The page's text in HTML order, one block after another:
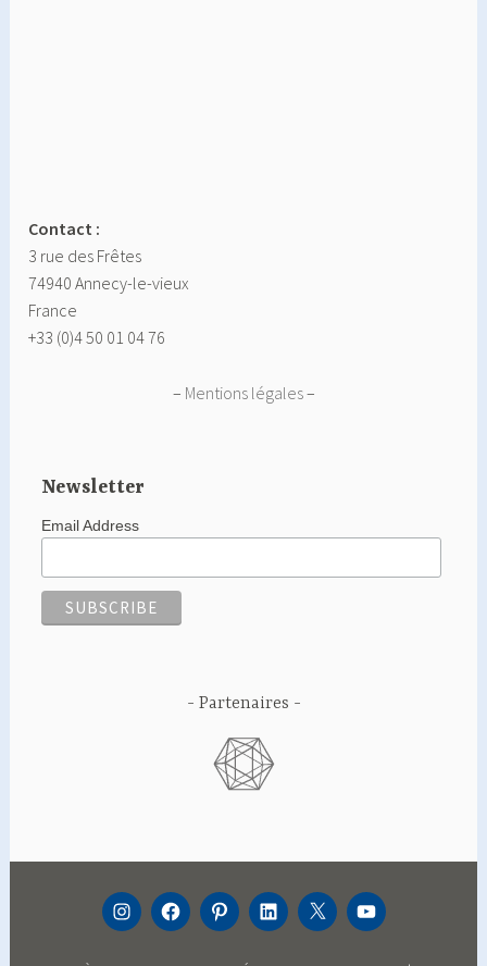
Contact :
3 rue des Frêtes
74940 Annecy-le-vieux
France
+33 (0)4 50 01 04 76
– Mentions légales–
Newsletter
Email Address
Partenaires
INSTAGRAM
FACEBOOK
PINTEREST
LINKEDIN
TWITTERYOUTUBE